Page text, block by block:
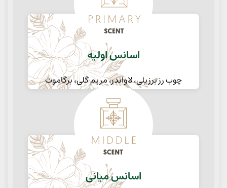
اسانس اولیه
چوب رز برزیلی، لاواندر، مریم گلی، برگاموت
اسانس میانی